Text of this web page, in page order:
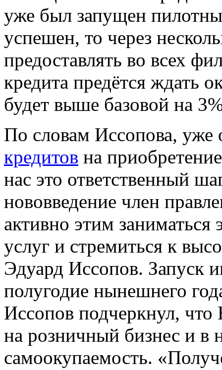
уже был запущен
успешен, то через
предоставлять во всех
кредита предётся ждать
будет выше базовой на
По словам Иссопова, уже
кредитов на
нас это ответственный
нововведение член
активно этим
услуг и стремиться к
Эдуард Иссопов. Запуск
полугодие нынешнего
Иссопов подчеркнул,
на розничный бизнес и в
самоокупаемость.